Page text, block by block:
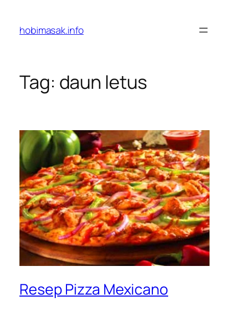
content
hobimasak.info
Tag: daun letus
Resep Pizza Mexicano